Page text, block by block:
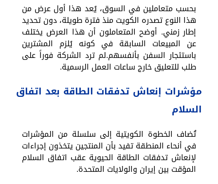
بحسب متعاملين في السوق، يُعد هذا أول عرض من
هذا النوع تصدره الكويت منذ فترة طويلة، دون تحديد
إطار زمني. أوضح المتعاملون أن هذا العرض يختلف
عن المبيعات السابقة في كونه يُلزم المشترين
باستئجار السفن بأنفسهم.لم ترد الشركة فوراً على
طلب للتعليق خارج ساعات العمل الرسمية.
مؤشرات إنعاش تدفقات الطاقة بعد اتفاق
السلام
تُضاف الخطوة الكويتية إلى سلسلة من المؤشرات
في أنحاء المنطقة تفيد بأن المنتجين يتخذون إجراءات
لإنعاش تدفقات الطاقة الحيوية عقب اتفاق السلام
المؤقت بين إيران والولايات المتحدة.